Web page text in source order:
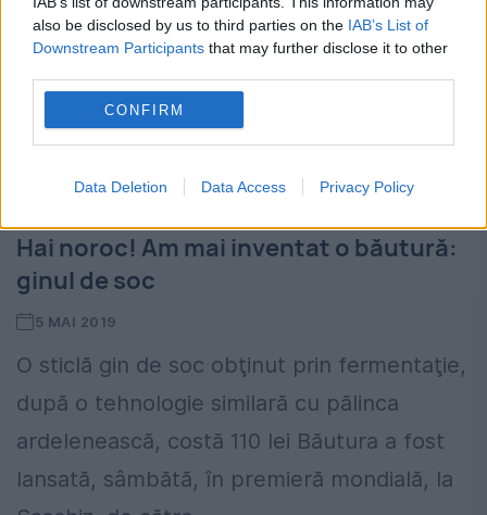
also be disclosed by us to third parties on the IAB’s List of
Downstream Participants that may further disclose it to other
CONFIRM
Data Deletion Data Access Privacy Policy
Hai noroc! Am mai inventat o băutură:
ginul de soc
5 MAI 2019
O sticlă gin de soc obţinut prin fermentaţie,
după o tehnologie similară cu pălinca
ardelenească, costă 110 lei Băutura a fost
lansată, sâmbătă, în premieră mondială, la